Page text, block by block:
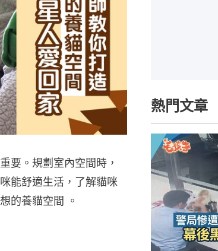
要。規劃室內空間時，
能舒適⽣活，了解貓咪
的養貓空間 。
熱門文章